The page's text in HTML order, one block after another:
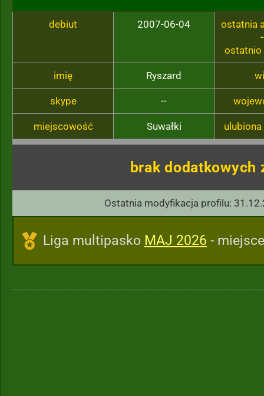
debiut 2007-06-04
ostatnia
ostatnio
imię Ryszard
skype --
miejscowość Suwałki
brak dodatkowych
Ostatnia modyfikacja profilu:
Liga multipasko MAJ 2026 -